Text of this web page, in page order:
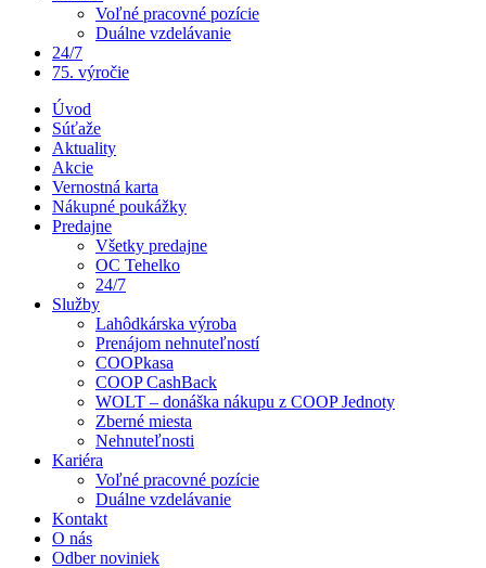
Voľné pracovné pozície
Duálne vzdelávanie
24/7
75. výročie
Úvod
Súťaže
Aktuality
Akcie
Vernostná karta
Nákupné poukážky
Predajne
Všetky predajne
OC Tehelko
24/7
Služby
Lahôdkárska výroba
Prenájom nehnuteľností
COOPkasa
COOP CashBack
WOLT – donáška nákupu z COOP Jednoty
Zberné miesta
Nehnuteľnosti
Kariéra
Voľné pracovné pozície
Duálne vzdelávanie
Kontakt
O nás
Odber noviniek